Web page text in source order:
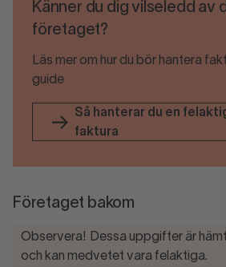
Känner du dig vilseledd av
företaget?
Läs mer om hur du bör hantera
guide
Så hanterar du en
faktura
Företaget bakom
Observera! Dessa uppgifter är
och kan medvetet vara felaktiga.